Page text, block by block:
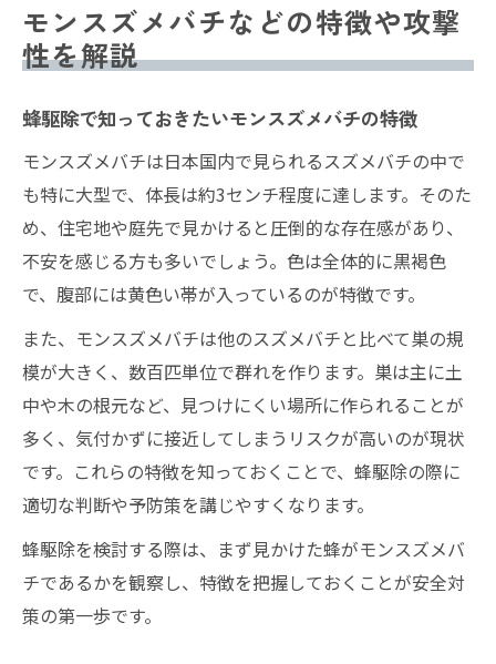
モンスズメバチなどの特徴や攻撃
性を解説
蜂駆除で知っておきたいモンスズメバチの特徴
モンスズメバチは日本国内で見られるスズメバチの中で
も特に大型で、体長は約3センチ程度に達します。そのた
め、住宅地や庭先で見かけると圧倒的な存在感があり、
不安を感じる方も多いでしょう。色は全体的に黒褐色
で、腹部には黄色い帯が入っているのが特徴です。
また、モンスズメバチは他のスズメバチと比べて巣の規
模が大きく、数百匹単位で群れを作ります。巣は主に土
中や木の根元など、見つけにくい場所に作られることが
多く、気付かずに接近してしまうリスクが高いのが現状
です。これらの特徴を知っておくことで、蜂駆除の際に
適切な判断や予防策を講じやすくなります。
蜂駆除を検討する際は、まず見かけた蜂がモンスズメバ
チであるかを観察し、特徴を把握しておくことが安全対
策の第一歩です。